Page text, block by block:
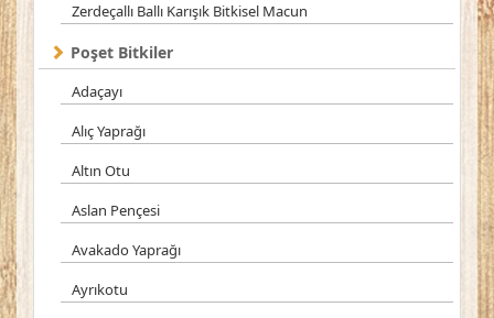
Zerdeçallı Ballı Karışık Bitkisel Macun
Poşet Bitkiler
Adaçayı
Alıç Yaprağı
Altın Otu
Aslan Pençesi
Avakado Yaprağı
Ayrıkotu